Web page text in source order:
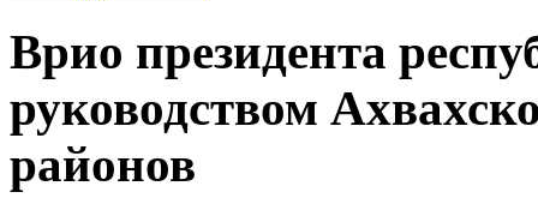
Врио президента
руководством
районов